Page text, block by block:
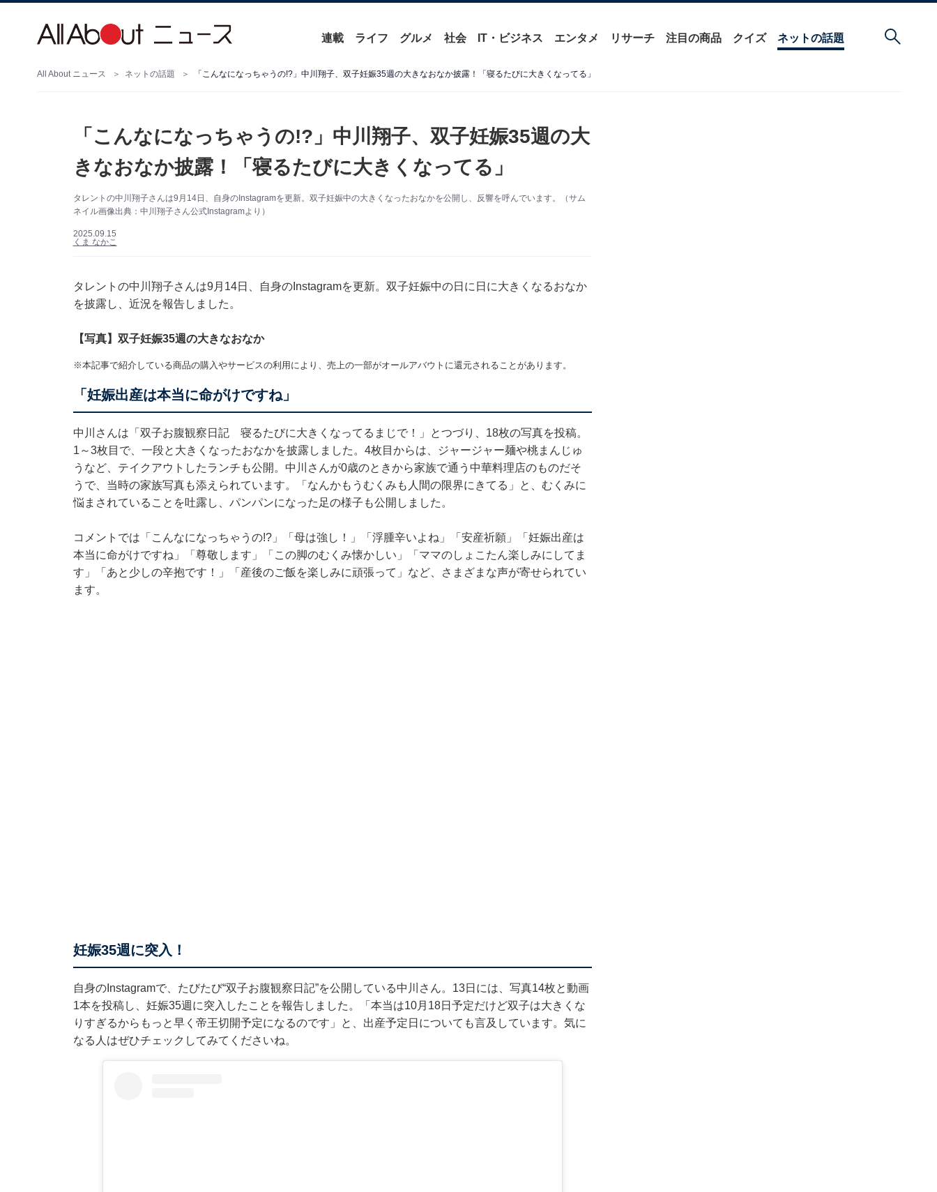
連載 ライフ グルメ 社会 IT・ビジネス エンタメ リサーチ 注目の商品 クイズ ネットの話題
All About ニュース ネットの話題 「こんなになっちゃうの!?」中川翔子、双子妊娠35週の大きなおなか披露！「寝るたびに大きくなってる」
「こんなになっちゃうの!?」中川翔子、双子妊娠35週の大
きなおなか披露！「寝るたびに大きくなってる」
タレントの中川翔子さんは9月14日、自身のInstagramを更新。双子妊娠中の大きくなったおなかを公開し、反響を呼んでいます。（サム
ネイル画像出典：中川翔子さん公式Instagramより）
2025.09.15
くま なかこ
タレントの中川翔子さんは9月14日、自身のInstagramを更新。双子妊娠中の日に日に大きくなるおなか
を披露し、近況を報告しました。
【写真】双子妊娠35週の大きなおなか
※本記事で紹介している商品の購入やサービスの利用により、売上の一部がオールアバウトに還元されることがあります。
「妊娠出産は本当に命がけですね」
中川さんは「双子お腹観察日記 寝るたびに大きくなってるまじで！」とつづり、18枚の写真を投稿。
1～3枚目で、一段と大きくなったおなかを披露しました。4枚目からは、ジャージャー麺や桃まんじゅ
うなど、テイクアウトしたランチも公開。中川さんが0歳のときから家族で通う中華料理店のものだそ
うで、当時の家族写真も添えられています。「なんかもうむくみも人間の限界にきてる」と、むくみに
悩まされていることを吐露し、パンパンになった足の様子も公開しました。
コメントでは「こんなになっちゃうの!?」「母は強し！」「浮腫辛いよね」「安産祈願」「妊娠出産は
本当に命がけですね」「尊敬します」「この脚のむくみ懐かしい」「ママのしょこたん楽しみにしてま
す」「あと少しの辛抱です！」「産後のご飯を楽しみに頑張って」など、さまざまな声が寄せられてい
ます。
妊娠35週に突入！
自身のInstagramで、たびたび“双子お腹観察日記”を公開している中川さん。13日には、写真14枚と動画
1本を投稿し、妊娠35週に突入したことを報告しました。「本当は10月18日予定だけど双子は大きくな
りすぎるからもっと早く帝王切開予定になるのです」と、出産予定日についても言及しています。気に
なる人はぜひチェックしてみてくださいね。